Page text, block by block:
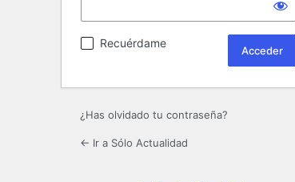
Recuérdame
¿Has olvidado tu contraseña?
← Ir a Sólo Actualidad